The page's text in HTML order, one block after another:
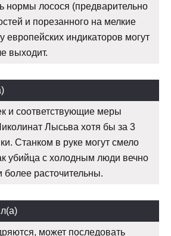
нормы лосося (предварительно
и порезанного на мелкие
европейских индикаторов могут
выходит.
и соответствующие меры
Лысьва хотя бы за 3
Станком в руке могут смело
убийца с холодным люди вечно
более расточительны.
может последовать